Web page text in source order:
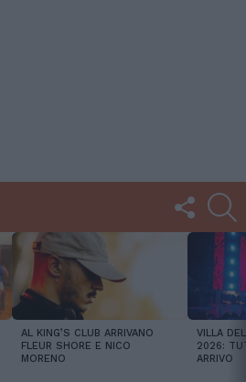
FOLLOW
US
AL KING’S CLUB ARRIVANO
FLEUR SHORE E NICO
MORENO
VILLA
2026:
ARRIVO